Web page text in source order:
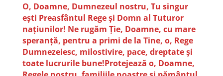
O, Doamne, Dumnezeul nostru, Tu singur
eşti Preasfântul Rege şi Domn al Tuturor
naţiunilor! Ne rugăm Ţie, Doamne, cu mare
speranţă, pentru a primi de la Tine, o, Rege
Dumnezeiesc, milostivire, pace, dreptate şi
toate lucrurile bune!Protejează o, Doamne,